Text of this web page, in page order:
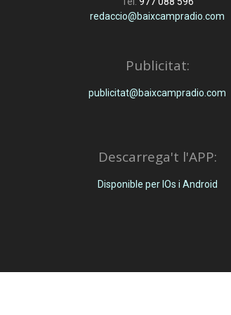
redaccio@baixcampradio.com
Publicitat:
publicitat@baixcampradio.com
Descarrega't l'APP:
Disponible per IOs i Android